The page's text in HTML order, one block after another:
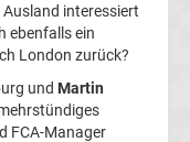
interessiert
ebenfalls ein
London zurück?
und Martin
FCA-Manager